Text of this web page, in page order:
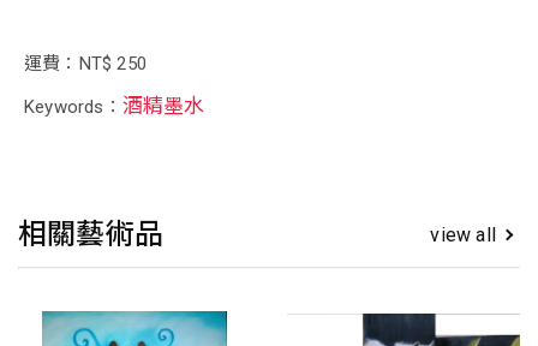
運費：NT$ 250
Keywords： 酒精墨水
相關藝術品 view all